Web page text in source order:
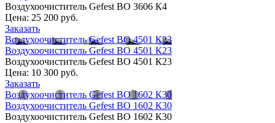
Воздухоочиститель Gefest ВО 3606 К4
Цена: 25 200 руб.
Заказать
Воздухоочиститель Gefest ВО 4501 К23
Воздухоочиститель Gefest ВО 4501 К23
Воздухоочиститель Gefest ВО 4501 К23
Цена: 10 300 руб.
Заказать
Воздухоочиститель Gefest ВО 1602 К30
Воздухоочиститель Gefest ВО 1602 К30
Воздухоочиститель Gefest ВО 1602 К30